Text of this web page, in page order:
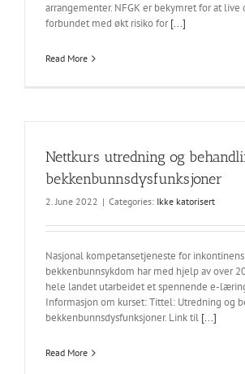
arrangementer. NFGK er bekymret for at live
forbundet med økt risiko for[...]
Read More
Nettkurs utredning og
bekkenbunnsdysfunksjoner
2. June 2022 | Categories: Ikke katorisert
Nasjonal kompetansetjeneste for
bekkenbunnsykdom har med hjelp av over
hele landet utarbeidet et spennende e-
Informasjon om kurset: Tittel: Utredning og
bekkenbunnsdysfunksjoner. Link til [...]
Read More